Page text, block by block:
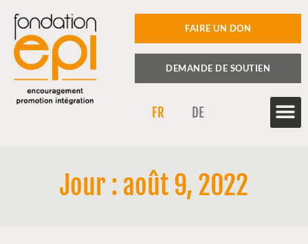
FAIRE UN DON
DEMANDE DE SOUTIEN
FR DE
Jour : août 9, 2022